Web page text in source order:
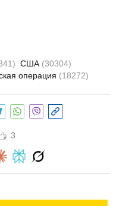
США (30304)
операция (18272)
3